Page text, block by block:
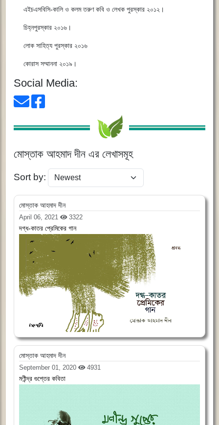
এইচএসবিসি-কালি ও কলম তরুণ কবি ও লেখক পুরস্কার ২০১২।
চিহ্নপুরস্কার ২০১৬।
লোক সাহিত্য পুরস্কার ২০১৬
কোরাস সম্মাননা ২০১৯।
Social Media:
মোস্তাক আহমাদ দীন এর লেখাসমূহ
Sort by:
মোস্তাক আহমাদ দীন
April 06, 2021 3322
দগ্ধ-কাতর প্রেমিকের গান
মোস্তাক আহমাদ দীন
September 01, 2020 4931
মণীন্দ্র গুপ্তের কবিতা